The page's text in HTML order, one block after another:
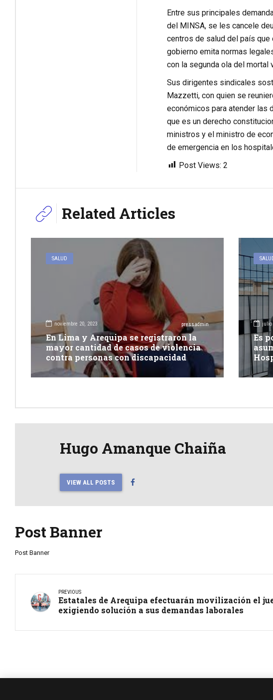
Entre sus principales
del MINSA, se les cancele
centros de salud del país que
gobierno emita normas
con la segunda ola del mortal
Sus dirigentes sindicales
Mazzetti, con quien se
económicos para atender las
que es un derecho
ministros y el ministro de
de emergencia en los
Post Views: 2
Related Articles
SALUD
noviembre 20, 2023 pressadmin
En Lima y Arequipa se registraron la
mayor cantidad de casos de violencia
contra personas con discapacidad
julio
Es
Salud
Hugo Amanque Chaiña
VIEW ALL POSTS
Post Banner
Post Banner
PREVIOUS
Estatales de Arequipa efectuarán movilización el
exigiendo solución a sus demandas laborales